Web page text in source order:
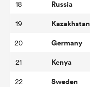
18 Russia
19 Kazakhstan
20 Germany
21 Kenya
22 Sweden